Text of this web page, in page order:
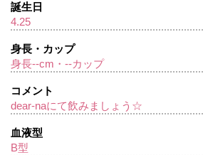
誕生日
4.25
身長・カップ
身長--cm・--カップ
コメント
dear-naにて飲みましょう☆
血液型
B型